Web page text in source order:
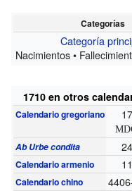
Categorías
Categoría
Nacimientos •
1710 en otros
Calendario gregoriano
Ab Urbe condita
Calendario armenio
Calendario chino